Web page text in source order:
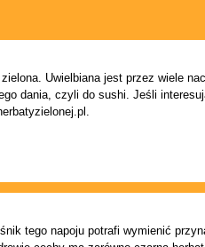
Uwielbiana jest przez wiele
dania, czyli do sushi. Jeśli
tego napoju potrafi wymienić